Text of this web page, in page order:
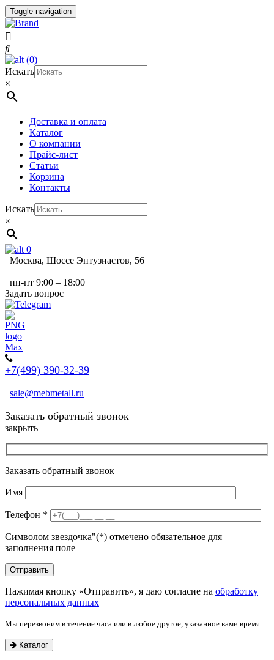
Toggle navigation
(0)
Искать
×
Доставка и оплата
Каталог
О компании
Прайс-лист
Статьи
Корзина
Контакты
Искать
×
0
Москва, Шоссе Энтузиастов, 56
пн-пт 9:00 – 18:00
Задать вопрос
+7(499) 390-32-39
sale@mebmetall.ru
Заказать обратный звонок
закрыть
Заказать обратный звонок
Имя
Телефон *
Символом звездочка"(*) отмечено обязательное для
заполнения поле
Нажимая кнопку «Отправить», я даю согласие на обработку
персональных данных
Мы перезвоним в течение часа или в любое другое, указанное вами время
Каталог